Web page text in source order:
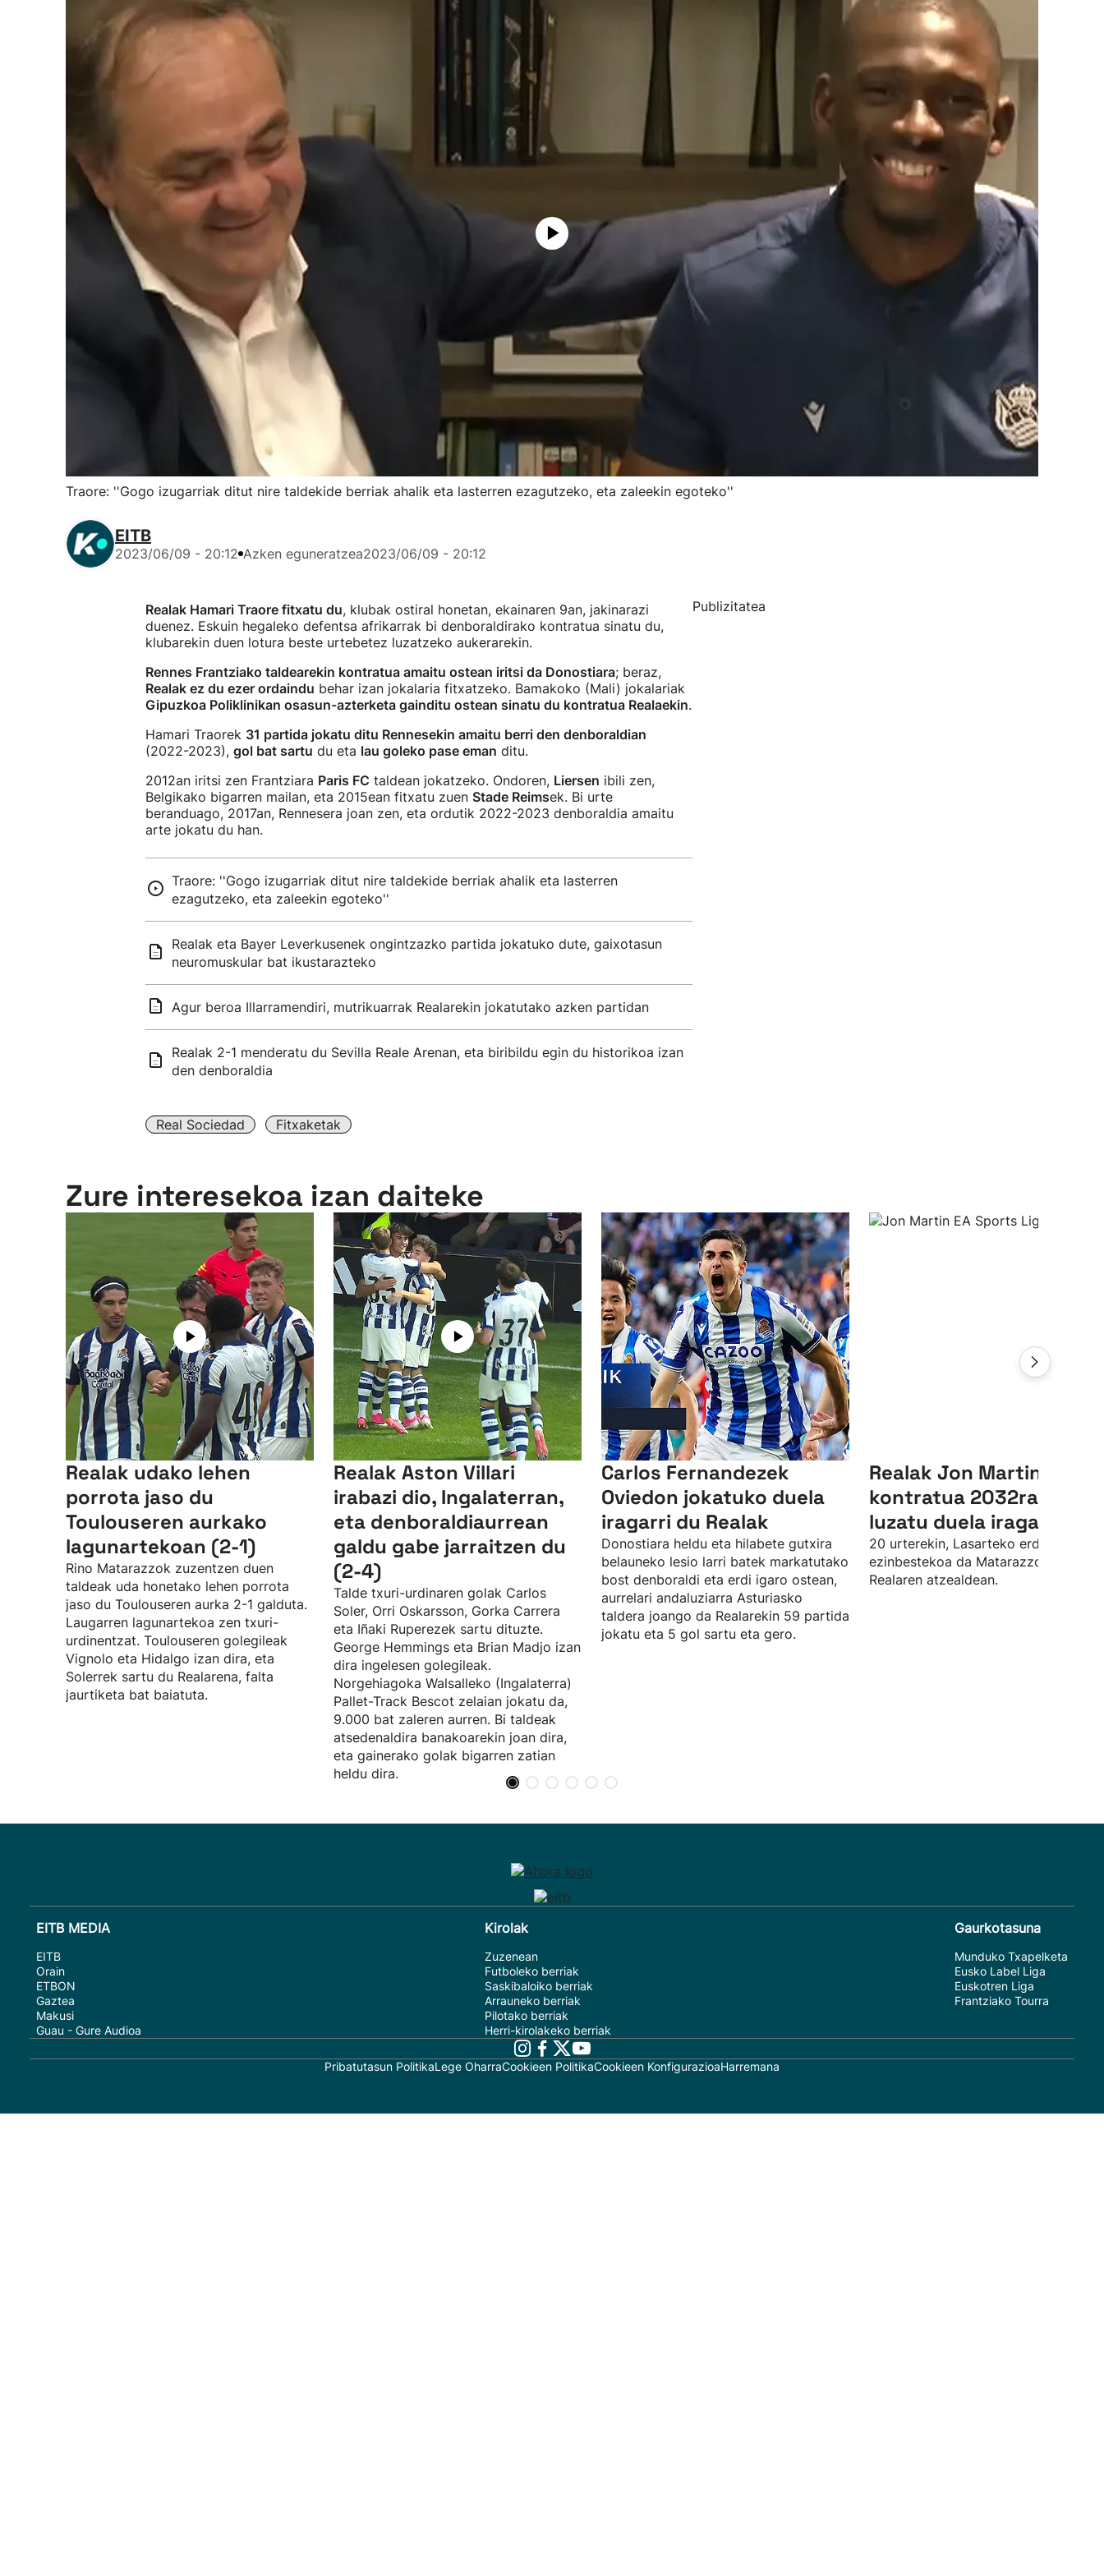
Traore: ''Gogo izugarriak ditut nire taldekide berriak ahalik eta lasterren ezagutzeko, eta zaleekin egoteko''
EITB
2023/06/09 - 20:12 Azken eguneratzea2023/06/09 - 20:12
Realak Hamari Traore fitxatu du, klubak ostiral honetan, ekainaren 9an, jakinarazi
duenez. Eskuin hegaleko defentsa afrikarrak bi denboraldirako kontratua sinatu du,
klubarekin duen lotura beste urtebetez luzatzeko aukerarekin.
Rennes Frantziako taldearekin kontratua amaitu ostean iritsi da Donostiara; beraz,
Realak ez du ezer ordaindu behar izan jokalaria fitxatzeko. Bamakoko (Mali) jokalariak
Gipuzkoa Poliklinikan osasun-azterketa gainditu ostean sinatu du kontratua Realaekin.
Hamari Traorek 31 partida jokatu ditu Rennesekin amaitu berri den denboraldian
(2022-2023), gol bat sartu du eta lau goleko pase eman ditu.
2012an iritsi zen Frantziara Paris FC taldean jokatzeko. Ondoren, Liersen ibili zen,
Belgikako bigarren mailan, eta 2015ean fitxatu zuen Stade Reimsek. Bi urte
beranduago, 2017an, Rennesera joan zen, eta ordutik 2022-2023 denboraldia amaitu
arte jokatu du han.
Traore: ''Gogo izugarriak ditut nire taldekide berriak ahalik eta lasterren
ezagutzeko, eta zaleekin egoteko''
Realak eta Bayer Leverkusenek ongintzazko partida jokatuko dute, gaixotasun
neuromuskular bat ikustarazteko
Agur beroa Illarramendiri, mutrikuarrak Realarekin jokatutako azken partidan
Realak 2-1 menderatu du Sevilla Reale Arenan, eta biribildu egin du historikoa izan
den denboraldia
Real Sociedad Fitxaketak
Publizitatea
Zure interesekoa izan daiteke
Realak udako lehen
porrota jaso du
Toulouseren aurkako
lagunartekoan (2-1)
Rino Matarazzok zuzentzen duen
taldeak uda honetako lehen porrota
jaso du Toulouseren aurka 2-1 galduta.
Laugarren lagunartekoa zen txuri-
urdinentzat. Toulouseren golegileak
Vignolo eta Hidalgo izan dira, eta
Solerrek sartu du Realarena, falta
jaurtiketa bat baiatuta.
Realak Aston Villari
irabazi dio, Ingalaterran,
eta denboraldiaurrean
galdu gabe jarraitzen du
(2-4)
Talde txuri-urdinaren golak Carlos
Soler, Orri Oskarsson, Gorka Carrera
eta Iñaki Ruperezek sartu dituzte.
George Hemmings eta Brian Madjo izan
dira ingelesen golegileak.
Norgehiagoka Walsalleko (Ingalaterra)
Pallet-Track Bescot zelaian jokatu da,
9.000 bat zaleren aurren. Bi taldeak
atsedenaldira banakoarekin joan dira,
eta gainerako golak bigarren zatian
heldu dira.
Carlos Fernandezek
Oviedon jokatuko duela
iragarri du Realak
Donostiara heldu eta hilabete gutxira
belauneko lesio larri batek markatutako
bost denboraldi eta erdi igaro ostean,
aurrelari andaluziarra Asturiasko
taldera joango da Realarekin 59 partida
jokatu eta 5 gol sartu eta gero.
Realak Jon Martinen
kontratua 2032ra arte
luzatu duela iragarri du
20 urterekin, Lasarteko erdiko
ezinbestekoa da Matarazzorentzat
Realaren atzealdean.
EITB MEDIA
EITB
Orain
ETBON
Gaztea
Makusi
Guau - Gure Audioa
Kirolak
Zuzenean
Futboleko berriak
Saskibaloiko berriak
Arrauneko berriak
Pilotako berriak
Herri-kirolakeko berriak
Gaurkotasuna
Munduko Txapelketa
Eusko Label Liga
Euskotren Liga
Frantziako Tourra
Pribatutasun PolitikaLege OharraCookieen PolitikaCookieen KonfigurazioaHarremana